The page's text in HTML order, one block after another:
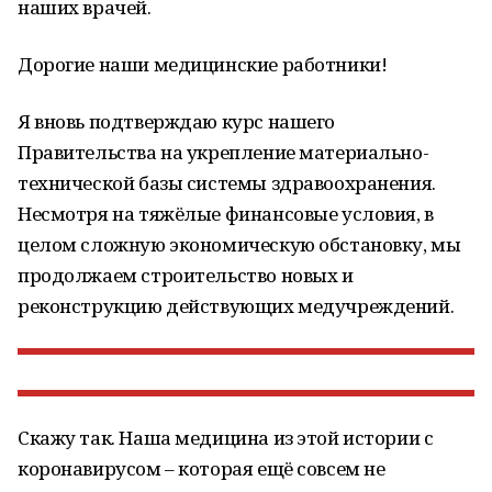
наших врачей.
Дорогие наши медицинские работники!
Я вновь подтверждаю курс нашего
Правительства на укрепление материально-
технической базы системы здравоохранения.
Несмотря на тяжёлые финансовые условия, в
целом сложную экономическую обстановку, мы
продолжаем строительство новых и
реконструкцию действующих медучреждений.
Скажу так. Наша медицина из этой истории с
коронавирусом – которая ещё совсем не